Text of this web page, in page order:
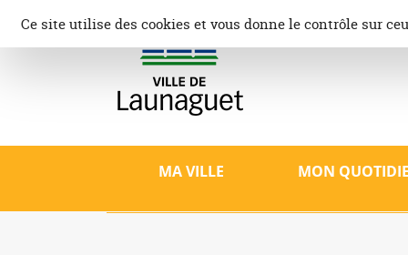
contenu
Site
MA VILLE MON
Ce site utilise des cookies et vous donne le contrôle sur